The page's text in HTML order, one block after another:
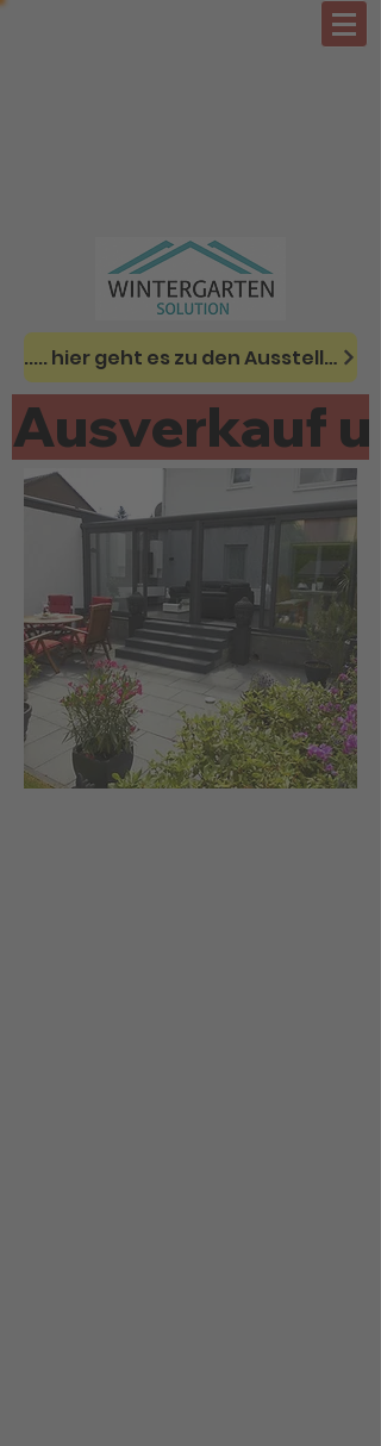
..... hier geht es zu den Ausstellungsstücken
Ausverkauf